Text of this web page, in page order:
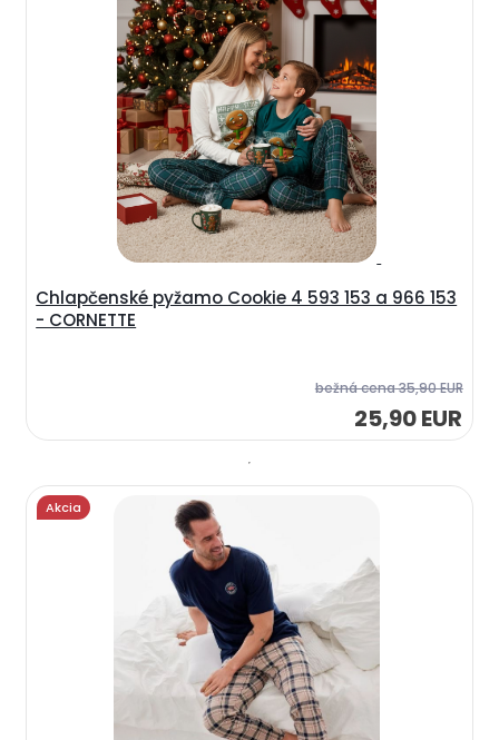
Chlapčenské pyžamo Cookie 4 593 153 a 966 153
- CORNETTE
bežná cena35,90 EUR
25,90 EUR
Akcia